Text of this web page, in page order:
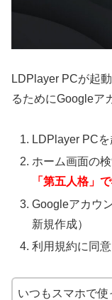
LDPlayer PCが起
るためにGoogleア
LDPlayer PCを
ホーム画面の
「第五人格」
Googleアカウ
新規作成）
利用規約に同
いつもスマホで